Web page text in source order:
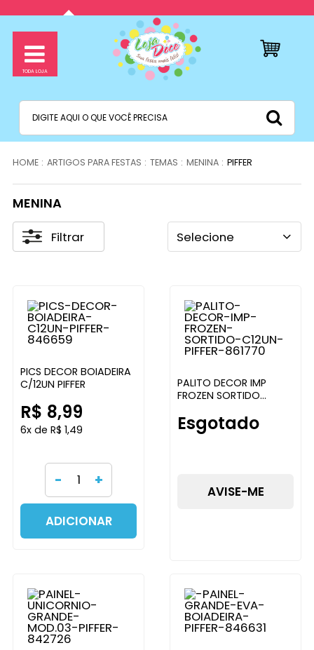
ARTIGOS PARA FESTAS TEMAS MENINA PIFFER
MENINA
Filtrar Selecione
PICS DECOR BOIADEIRA
C/12UN PIFFER
R$ 8,99
6x de R$ 1,49
- +
ADICIONAR
PALITO DECOR IMP
FROZEN SORTIDO
Esgotado
AVISE-ME